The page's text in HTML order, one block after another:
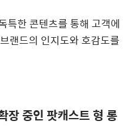
특한 콘텐츠를 통해 고객에
랜드의 인지도와 호감도를
중인 팟캐스트 형 롱